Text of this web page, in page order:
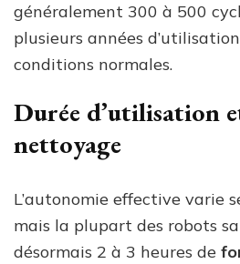
généralement 300 à 500
plusieurs années
conditions normales.
Durée d’utilisation
nettoyage
L’autonomie effective varie
mais la plupart des robots
désormais 2 à 3 heures de